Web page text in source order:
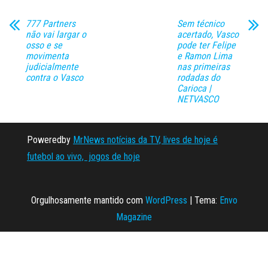
777 Partners
não vai largar o
osso e se
movimenta
judicialmente
contra o Vasco
Sem técnico
acertado, Vasco
pode ter Felipe
e Ramon Lima
nas primeiras
rodadas do
Carioca |
NETVASCO
Poweredby MrNews notícias da TV, lives de hoje é
futebol ao vivo, jogos de hoje
Orgulhosamente mantido com WordPress | Tema: Envo
Magazine